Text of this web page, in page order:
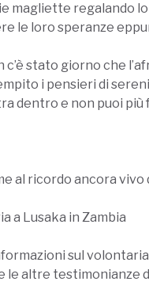
magliette regalando
le loro speranze
c’è stato giorno che
i pensieri di
dentro e non puoi più
al ricordo ancora vivo
a Lusaka in Zambia
sul
le altre testimonianze